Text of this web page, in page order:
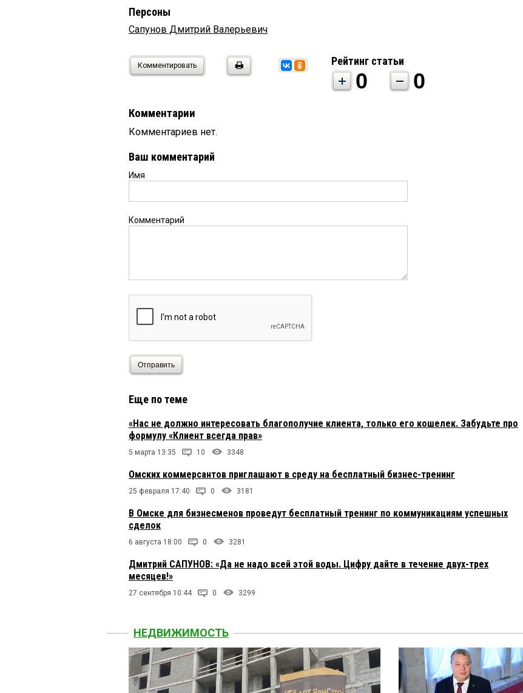
Персоны
Сапунов Дмитрий Валерьевич
Комментировать Рейтинг статьи
0 0
Комментарии
Комментариев нет.
Ваш комментарий
Имя
Комментарий
Отправить
Еще по теме
«Нас не должно интересовать благополучие клиента, только его кошелек. Забудьте про
формулу «Клиент всегда прав»
5 марта 13:35 10 3348
Омских коммерсантов приглашают в среду на бесплатный бизнес-тренинг
25 февраля 17:40 0 3181
В Омске для бизнесменов проведут бесплатный тренинг по коммуникациям успешных
сделок
6 августа 18:00 0 3281
Дмитрий САПУНОВ: «Да не надо всей этой воды. Цифру дайте в течение двух-трех
месяцев!»
27 сентября 10:44 0 3299
НЕДВИЖИМОСТЬ